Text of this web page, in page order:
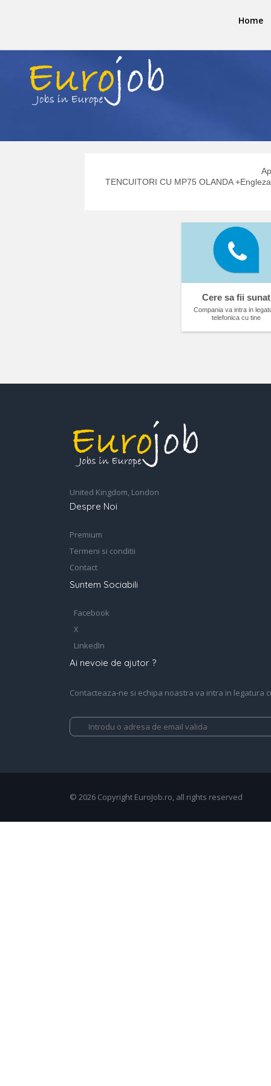
Home
TENCUITORI CU MP75 OLANDA
Cere sa fii sunat
Compania va intra in
telefonica cu tine
United Kingdom, London
Despre Noi
Premium
Termeni si conditii
Contact
Suntem Sociabili
Facebook
X
LinkedIn
Ai nevoie de ajutor ?
Contacteaza-ne si echipa noastra va intra in legatura
© 2026 Copyright EuroJob.ro, all rights reserved